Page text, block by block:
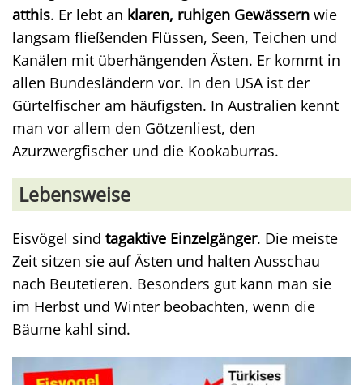
atthis. Er lebt an klaren, ruhigen Gewässern wie
langsam fließenden Flüssen, Seen, Teichen und
Kanälen mit überhängenden Ästen. Er kommt in
allen Bundesländern vor. In den USA ist der
Gürtelfischer am häufigsten. In Australien kennt
man vor allem den Götzenliest, den
Azurzwergfischer und die Kookaburras.
Lebensweise
Eisvögel sind tagaktive Einzelgänger. Die meiste
Zeit sitzen sie auf Ästen und halten Ausschau
nach Beutetieren. Besonders gut kann man sie
im Herbst und Winter beobachten, wenn die
Bäume kahl sind.